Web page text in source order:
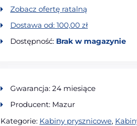
Zobacz ofertę ratalną
Dostawa od: 100,00 zł
Dostępność: Brak w magazynie
Gwarancja: 24 miesiące
Producent: Mazur
Kategorie: Kabiny prysznicowe,